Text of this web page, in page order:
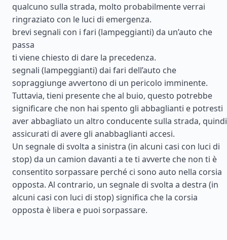
qualcuno sulla strada, molto probabilmente verrai
ringraziato con le luci di emergenza.
brevi segnali con i fari (lampeggianti) da un’auto che
passa
ti viene chiesto di dare la precedenza.
segnali (lampeggianti) dai fari dell’auto che
sopraggiunge avvertono di un pericolo imminente.
Tuttavia, tieni presente che al buio, questo potrebbe
significare che non hai spento gli abbaglianti e potresti
aver abbagliato un altro conducente sulla strada, quindi
assicurati di avere gli anabbaglianti accesi.
Un segnale di svolta a sinistra (in alcuni casi con luci di
stop) da un camion davanti a te ti avverte che non ti è
consentito sorpassare perché ci sono auto nella corsia
opposta. Al contrario, un segnale di svolta a destra (in
alcuni casi con luci di stop) significa che la corsia
opposta è libera e puoi sorpassare.